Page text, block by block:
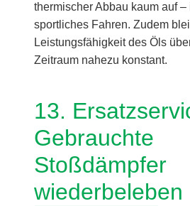
thermischer Abbau kaum auf
sportliches Fahren. Zudem
Leistungsfähigkeit des Öls
Zeitraum nahezu konstant.
13.
Gebrauchte
Stoßdämpfer
wiederbeleben